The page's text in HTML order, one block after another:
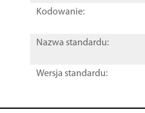
Kodowanie:
Nazwa standardu:
Wersja standardu: